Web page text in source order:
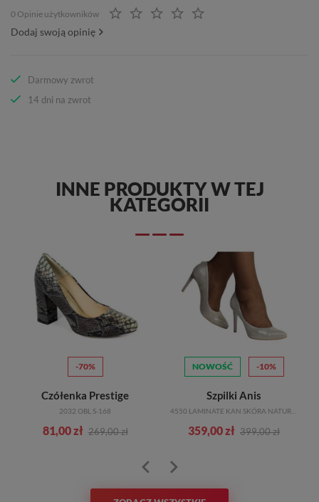
0 Opinie użytkowników
Dodaj swoją opinię
Darmowy zwrot
14 dni na zwrot
INNE PRODUKTY W TEJ
KATEGORII
-70%
Czółenka Prestige
2032 OBL S-168
81,00 zł 269,00 zł
NOWOŚĆ -10%
Szpilki Anis
4550 LAMINATE KAN SKÓRA NATURALNA TN
359,00 zł 399,00 zł